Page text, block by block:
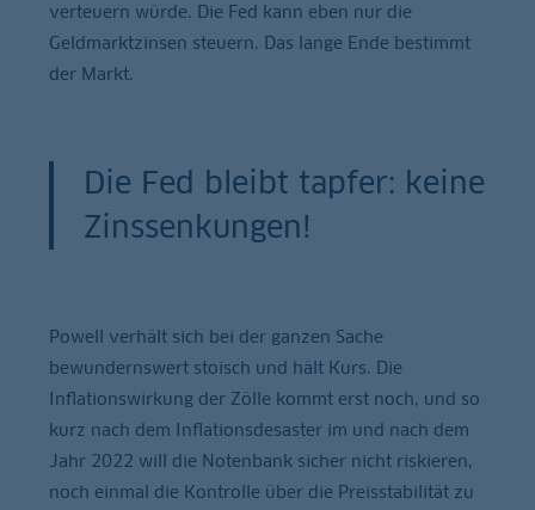
verteuern würde. Die Fed kann eben nur die
Geldmarktzinsen steuern. Das lange Ende bestimmt
der Markt.
Die Fed bleibt tapfer: keine
Zinssenkungen!
Powell verhält sich bei der ganzen Sache
bewundernswert stoisch und hält Kurs. Die
Inflationswirkung der Zölle kommt erst noch, und so
kurz nach dem Inflationsdesaster im und nach dem
Jahr 2022 will die Notenbank sicher nicht riskieren,
noch einmal die Kontrolle über die Preisstabilität zu